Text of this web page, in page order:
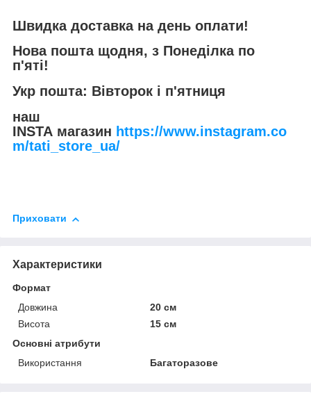
Швидка доставка на день оплати!
Нова пошта щодня, з Понеділка по
п'яті!
Укр пошта: Вівторок і п'ятниця
наш
INSTA магазин https://www.instagram.co
m/tati_store_ua/
Приховати
Характеристики
Формат
Довжина
20 см
Висота
15 см
Основні атрибути
Використання
Багаторазове